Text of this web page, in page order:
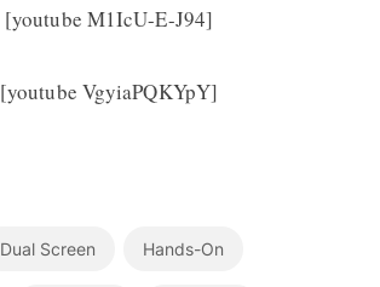
[youtube M1IcU-E-J94]
[youtube VgyiaPQKYpY]
Dual Screen Hands-On